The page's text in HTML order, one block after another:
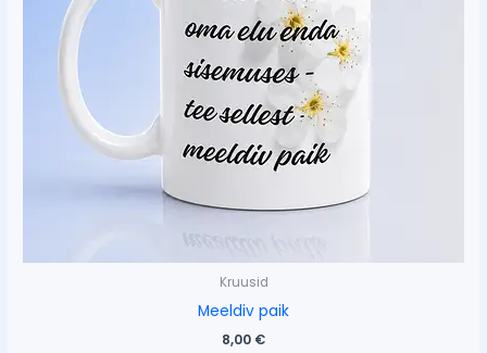
Kruusid
Meeldiv paik
8,00 €